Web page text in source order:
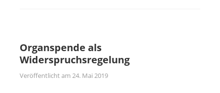
Organspende als
Widerspruchsregelung
Veröffentlicht am 24. Mai 2019